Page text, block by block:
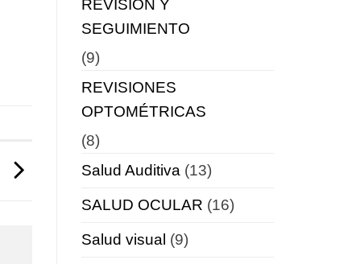
REVISIÓN Y
SEGUIMIENTO
(9)
REVISIONES
OPTOMÉTRICAS
(8)
Salud Auditiva (13)
SALUD OCULAR (16)
Salud visual (9)